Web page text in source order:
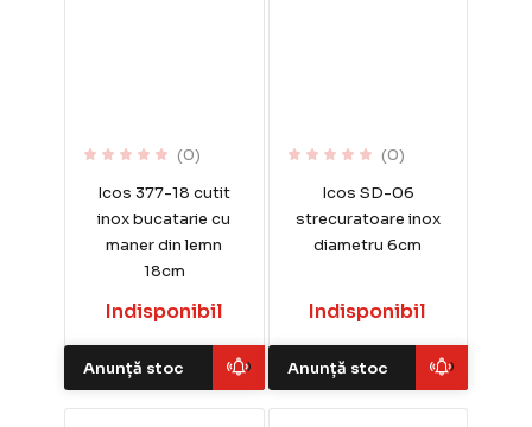
(0)
Icos 377-18 cutit
inox bucatarie cu
maner din lemn
18cm
Indisponibil
Anunță stoc
(0)
Icos SD-06
strecuratoare inox
diametru 6cm
Indisponibil
Anunță stoc